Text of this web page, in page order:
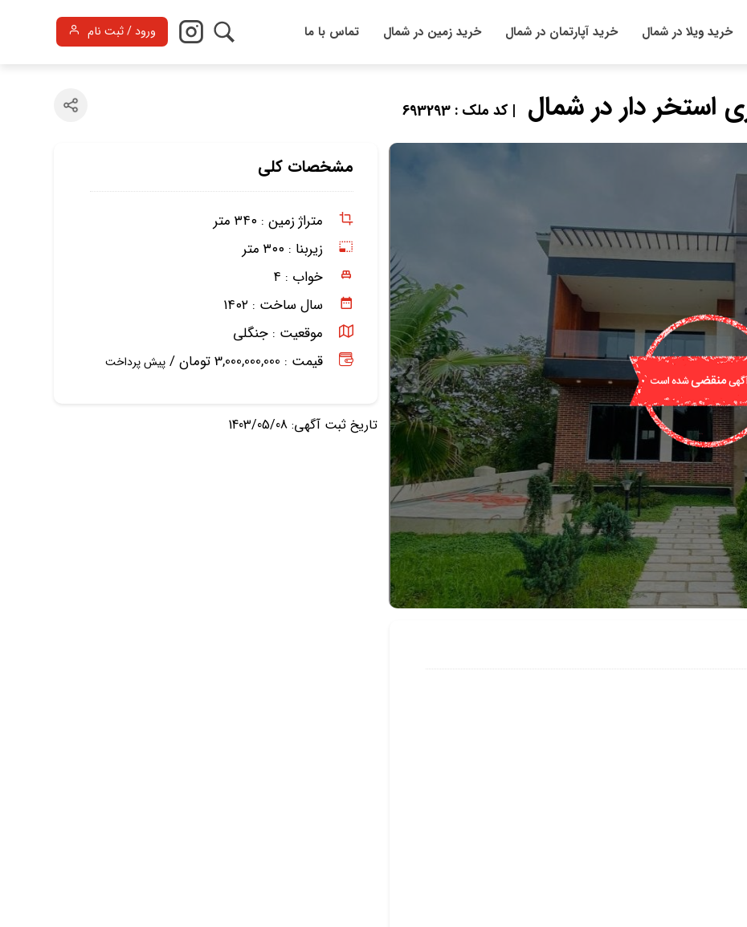
خرید ویلا در شمال خرید آپارتمان در شمال خرید زمین در شمال تماس با ما ورود / ثبت نام
| کد ملک : 693293
مشخصات کلی
متراژ زمین : ۳۴۰ متر
زیربنا : ۳۰۰ متر
خواب : ۴
سال ساخت : ۱۴۰۲
موقعیت : جنگلی
قیمت : 3,000,000,000 تومان /
پیش پرداخت
تاریخ ثبت آگهی: 1403/05/08